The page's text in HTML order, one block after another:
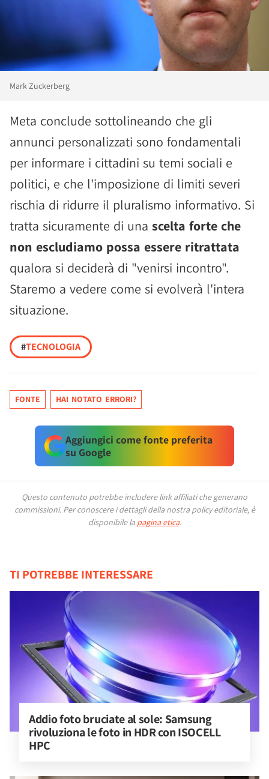
Mark Zuckerberg
Meta conclude sottolineando che gli
annunci personalizzati sono fondamentali
per informare i cittadini su temi sociali e
politici, e che l'imposizione di limiti severi
rischia di ridurre il pluralismo informativo. Si
tratta sicuramente di una scelta forte che
non escludiamo possa essere ritrattata
qualora si deciderà di "venirsi incontro".
Staremo a vedere come si evolverà l'intera
situazione.
#TECNOLOGIA
FONTE HAI NOTATO ERRORI?
Aggiungici come fonte preferita
su Google
Questo contenuto potrebbe includere link affiliati che generano
commissioni. Per conoscere i dettagli della nostra policy editoriale, è
disponibile la pagina etica.
TI POTREBBE INTERESSARE
Addio foto bruciate al sole: Samsung
rivoluziona le foto in HDR con ISOCELL
HPC